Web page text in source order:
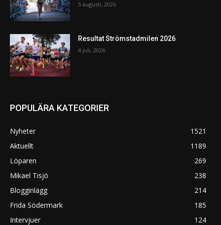
5 augusti, 2026
Resultat Strömstadmilen 2026
4 juli, 2026
POPULÄRA KATEGORIER
Nyheter
1521
Aktuellt
1189
Löparen
269
Mikael Tisjö
238
Blogginlägg
214
Frida Södermark
185
Intervjuer
124